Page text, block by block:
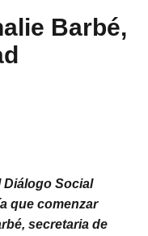
Barbé,
Diálogo Social
que comenzar
secretaria de